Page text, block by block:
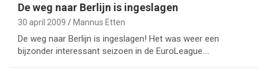
De weg naar Berlijn is ingeslagen
30 april 2009 Mannus Etten
De weg naar Berlijn is ingeslagen! Het was weer een
bijzonder interessant seizoen in de EuroLeague.…